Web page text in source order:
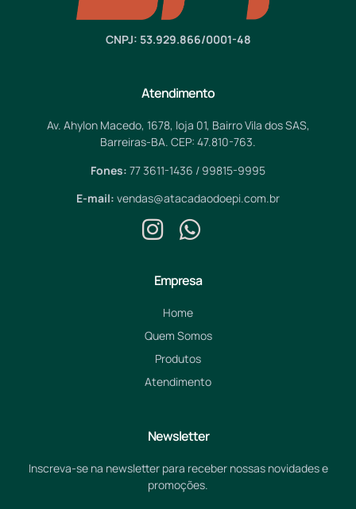
CNPJ: 53.929.866/0001-48
Atendimento
Av. Ahylon Macedo, 1678, loja 01, Bairro Vila dos SAS,
Barreiras-BA. CEP: 47.810-763.
Fones: 77 3611-1436 / 99815-9995
E-mail: vendas@atacadaodoepi.com.br
Empresa
Home
Quem Somos
Produtos
Atendimento
Newsletter
Inscreva-se na newsletter para receber nossas novidades e
promoções.